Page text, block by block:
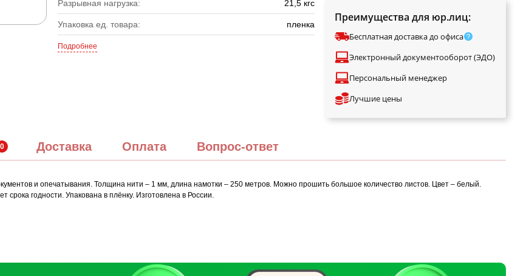
Разрывная нагрузка: 21,5 кгс
Упаковка ед. товара: пленка
Подробнее
Преимущества для юр.лиц:
Бесплатная доставка до офиса
Электронный документооборот (ЭДО)
Персональный менеджер
Лучшие цены
Доставка Оплата Вопрос-ответ
и опечатывания. Толщина нити – 1 мм, длина намотки – 250 метров. Можно прошить большое количество листов. Цвет – белый.
срока годности. Упакована в плёнку. Изготовлена в России.